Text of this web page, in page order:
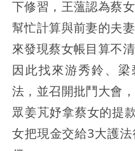
下修習，王薀認為蔡
幫忙計算與前妻的夫
來發現蔡女帳目算不
因此找來游秀鈴、
法，並召開批鬥大會
眾姜芃妤拿蔡女的提
女把現金交給3大護